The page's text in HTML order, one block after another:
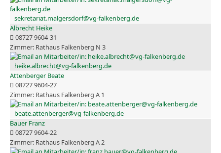
sekretariat.malgersdorf@vg-falkenberg.de
Albrecht Heike
08727 9604-31
Rathaus Falkenberg N 3
heike.albrecht@vg-falkenberg.de
Attenberger Beate
08727 9604-27
Rathaus Falkenberg A 1
beate.attenberger@vg-falkenberg.de
Bauer Franz
08727 9604-22
Rathaus Falkenberg A 2